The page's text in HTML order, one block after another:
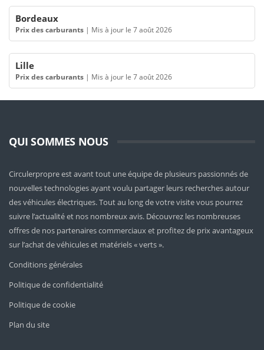
Bordeaux
Prix des carburants | Mis à jour le 7 août 2026
Lille
Prix des carburants | Mis à jour le 7 août 2026
QUI SOMMES NOUS
Circulerpropre est avant tout une équipe de plusieurs passionnés de
nouvelles technologies ayant voulu partager leurs recherches autour
des véhicules électriques. Tout au long de votre visite vous pourrez
suivre l’actualité et nos nombreux avis. Découvrez les nombreuses
offres de nos partenaires commerciaux et profitez de prix avantageux
sur l’achat de véhicules et matériels « verts ».
Conditions générales
Politique de confidentialité
Politique de cookie
Plan du site